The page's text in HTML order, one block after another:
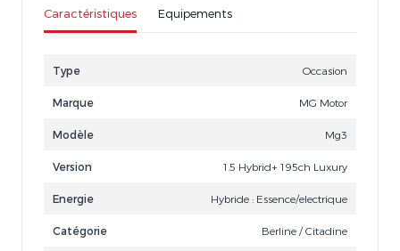
Caractéristiques Equipements
Type Occasion
Marque MG Motor
Modèle Mg3
Version 1.5 Hybrid+ 195ch Luxury
Energie Hybride : Essence/electrique
Catégorie Berline / Citadine